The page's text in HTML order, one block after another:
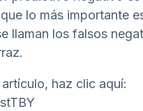
lo más importante
llaman los falsos
haz clic aquí: